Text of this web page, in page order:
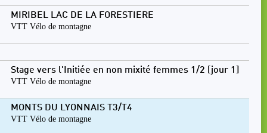
MIRIBEL LAC DE LA FORESTIERE
VTT Vélo de montagne
Stage vers l'Initiée en non mixité femmes 1/2 [jour 1]
VTT Vélo de montagne
MONTS DU LYONNAIS T3/T4
VTT Vélo de montagne